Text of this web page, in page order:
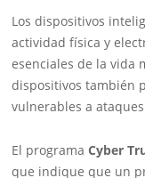
Los dispositivos
actividad física y
esenciales de la vida
dispositivos también
vulnerables a
El programa Cyber
que indique que un